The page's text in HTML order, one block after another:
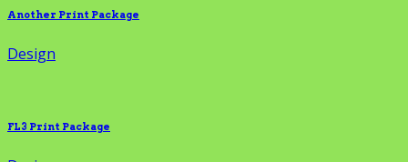
Another Print Package
Design
FL3 Print Package